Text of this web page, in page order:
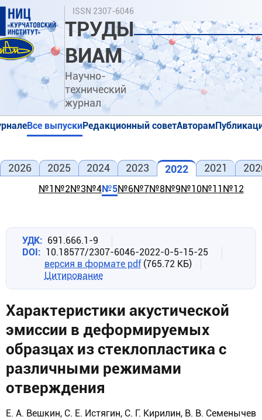
Перейти
основному
содержанию
ISSN 2307-6046
ТРУДЫ
ВИАМ
Научно-
технический
журнал
Поиск
Все выпускиРедакционный советАвторам
2026 2025 2024 2023 2022
№1 №2№3№4№5№6№7№8№9№10№11 №12
2021
УДК
691.666.1-9
DOI
10.18577/2307-6046-2022-0-5-15-25
версия в формате pdf (765.72 КБ)
Цитирование
Характеристики акустической
эмиссии в деформируемых
образцах из стеклопластика с
различными режимами
отверждения
Е. А. Вешкин, С. Е. Истягин, С. Г. Кирилин, В. В. Семенычев